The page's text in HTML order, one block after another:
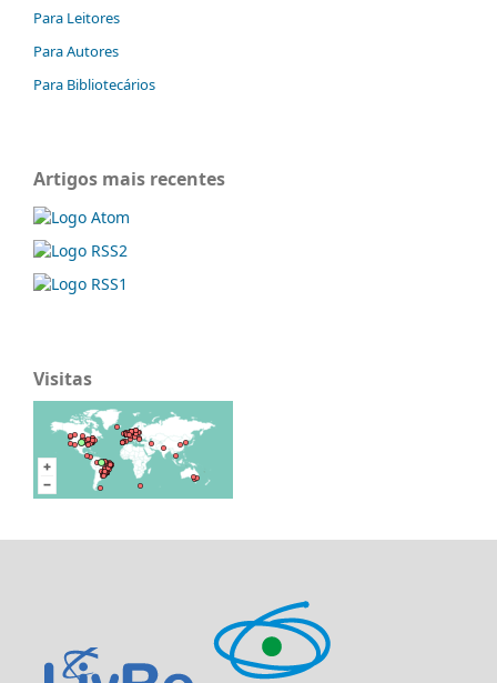
Para Leitores
Para Autores
Para Bibliotecários
Artigos mais recentes
Visitas